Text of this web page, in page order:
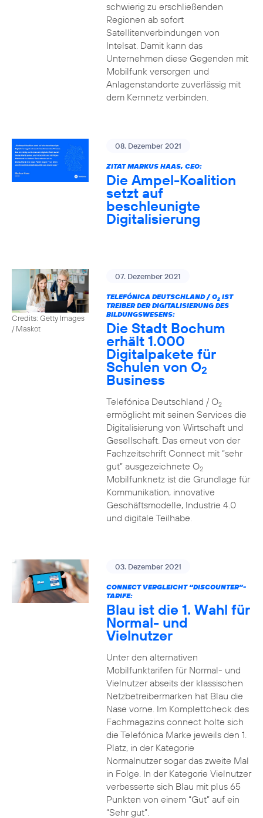
schwierig zu erschließenden
Regionen ab sofort
Satellitenverbindungen von
Intelsat. Damit kann das
Unternehmen diese Gegenden mit
Mobilfunk versorgen und
Anlagenstandorte zuverlässig mit
dem Kernnetz verbinden.
08. Dezember 2021
ZITAT MARKUS HAAS, CEO:
Die Ampel-Koalition
setzt auf
beschleunigte
Digitalisierung
Credits: Getty Images
/ Maskot
07. Dezember 2021
TELEFÓNICA DEUTSCHLAND / O2IST
TREIBER DER DIGITALISIERUNG DES
BILDUNGSWESENS:
Die Stadt Bochum
erhält 1.000
Digitalpakete für
Schulen von O2
Business
Telefónica Deutschland / O2
ermöglicht mit seinen Services die
Digitalisierung von Wirtschaft und
Gesellschaft. Das erneut von der
Fachzeitschrift Connect mit “sehr
gut” ausgezeichnete O2
Mobilfunknetz ist die Grundlage für
Kommunikation, innovative
Geschäftsmodelle, Industrie 4.0
und digitale Teilhabe.
03. Dezember 2021
CONNECT VERGLEICHT “DISCOUNTER”-
TARIFE:
Blau ist die 1. Wahl für
Normal- und
Vielnutzer
Unter den alternativen
Mobilfunktarifen für Normal- und
Vielnutzer abseits der klassischen
Netzbetreibermarken hat Blau die
Nase vorne. Im Komplettcheck des
Fachmagazins connect holte sich
die Telefónica Marke jeweils den 1.
Platz, in der Kategorie
Normalnutzer sogar das zweite Mal
in Folge. In der Kategorie Vielnutzer
verbesserte sich Blau mit plus 65
Punkten von einem “Gut” auf ein
“Sehr gut”.